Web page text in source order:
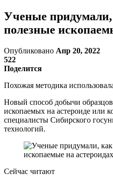
Ученые
полезные
Опубликовано Апр 20, 2022
522
Поделится
Похожая методика
Новый способ добычи
ископаемых на астероиде или
специалисты Сибирского
технологий.
Сейчас читают